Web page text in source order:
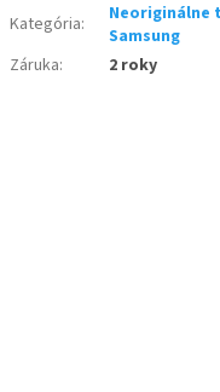
Kategória:
Neoriginálne
Samsung
Záruka: 2 roky